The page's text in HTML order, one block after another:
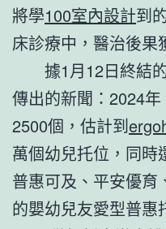
將學100室內設計到
床診療中，醫治後果
據1月12日終結
傳出的新聞：2024
2500個，估計到
萬個幼兒托位，同時
普惠可及、平安優育
的嬰幼兒友愛型普惠